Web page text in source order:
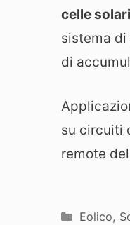
celle solari
sistema
di
su circuiti
remote
Eolico,